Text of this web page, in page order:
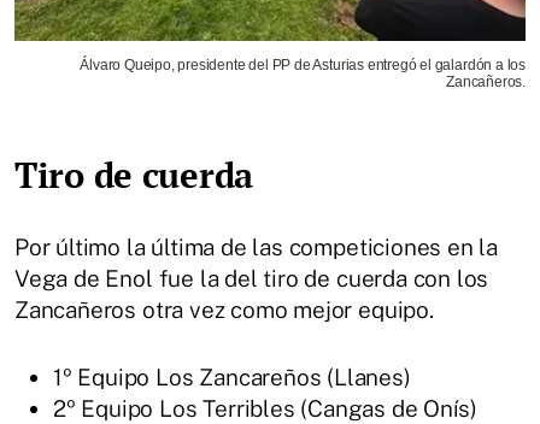
Álvaro Queipo, presidente del PP de Asturias entregó el galardón a los
Zancañeros.
Tiro de cuerda
Por último la última de las competiciones en la
Vega de Enol fue la del tiro de cuerda con los
Zancañeros otra vez como mejor equipo.
1º Equipo Los Zancareños (Llanes)
2º Equipo Los Terribles (Cangas de Onís)